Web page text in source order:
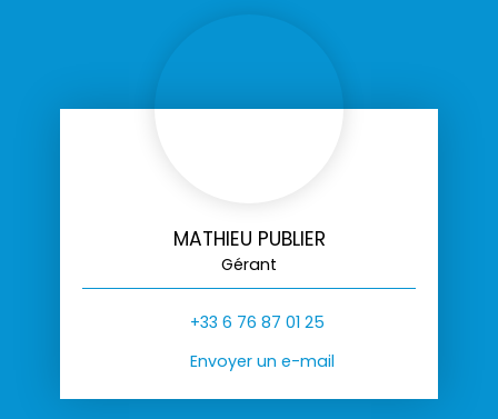
MATHIEU PUBLIER
Gérant
+33 6 76 87 01 25
Envoyer un e-mail